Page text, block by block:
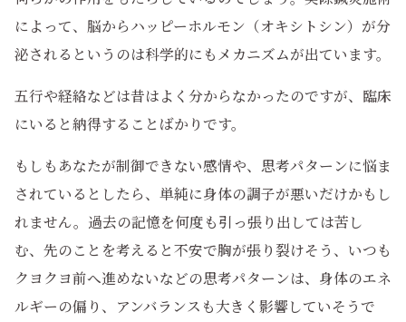
によって、脳からハッピーホルモン（オキシトシン）が分
泌されるというのは科学的にもメカニズムが出ています。
五行や経絡などは昔はよく分からなかったのですが、臨床
にいると納得することばかりです。
もしもあなたが制御できない感情や、思考パターンに悩ま
されているとしたら、単純に身体の調子が悪いだけかもし
れません。過去の記憶を何度も引っ張り出しては苦し
む、先のことを考えると不安で胸が張り裂けそう、いつも
クヨクヨ前へ進めないなどの思考パターンは、身体のエネ
ルギーの偏り、アンバランスも大きく影響していそうで